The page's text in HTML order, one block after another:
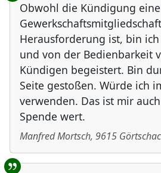
Obwohl die Kündigung
Herausforderung ist, bin
und von der Bedienbarkeit
Kündigen begeistert. Bin
Seite gestoßen. Würde ich
verwenden. Das ist mir
Spende wert.
Manfred Mortsch, 9615